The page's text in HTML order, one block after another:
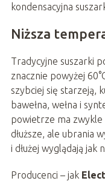
kondensacyjna
Niższa
Tradycyjne suszarki
znacznie powyżej
szybciej się starzeją,
bawełna, wełna i
powietrze ma zwykle
dłuższe, ale ubrania
i dłużej wyglądają jak
Producenci – jak